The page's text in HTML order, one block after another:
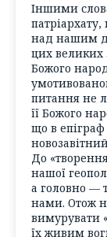
Іншими
над нашим
цих великих
Божого
питання не
її Божого
що в
До
нашої
а головно —
нами. Отож
вимурувати
їх живим